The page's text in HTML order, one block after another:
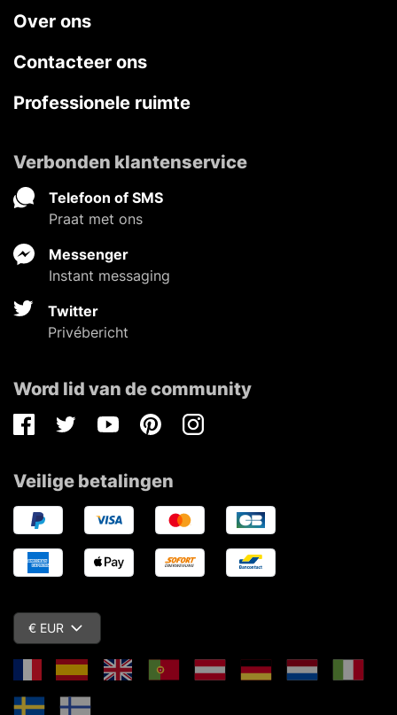
Over ons
Contacteer ons
Professionele ruimte
Verbonden klantenservice
Telefoon of SMS
Praat met ons
Messenger
Instant messaging
Twitter
Privébericht
Word lid van de community
FacebookTwitterYoutubePinterestInstagram
Veilige betalingen
€ EUR